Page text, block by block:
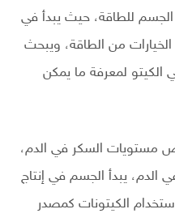
للطاقة، حيث يبدأ في
من الطاقة، ويبحث
الكيتو لمعرفة ما يمكن
مستويات السكر في الدم،
يبدأ الجسم في إنتاج
الكيتونات كمصدر